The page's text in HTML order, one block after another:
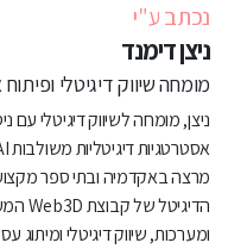
נכתב ע"י
ניצן דימנד
מומחה שיווק דיגיטלי
מרצה באקדמיה ובתי ספר
ומערכות, שיווק דיגיטלי ומיתוג